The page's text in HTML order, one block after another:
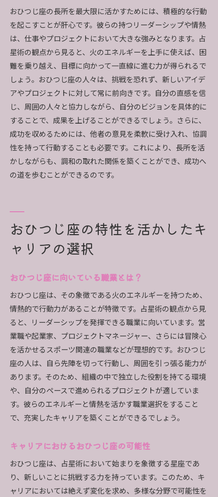
おひつじ座の長所を最大限に活かすためには、積極的な行動
を起こすことが肝心です。彼らの持つリーダーシップや情熱
は、仕事やプロジェクトにおいて大きな強みとなります。占
星術の観点から見ると、火のエネルギーを上手に使えば、困
難を乗り越え、目標に向かって一直線に進む力が得られるで
しょう。おひつじ座の人々は、挑戦を恐れず、新しいアイデ
アやプロジェクトに対して常に前向きです。自分の直感を信
じ、周囲の人々と協力しながら、自分のビジョンを具体的に
することで、成果を上げることができるでしょう。さらに、
成功を収めるためには、他者の意見を柔軟に受け入れ、協調
性を持って行動することも必要です。これにより、長所を活
かしながらも、調和の取れた関係を築くことができ、成功へ
の道を歩むことができるのです。
おひつじ座の特性を活かしたキ
ャリアの選択
おひつじ座に向いている職業とは？
おひつじ座は、その象徴である火のエネルギーを持つため、
情熱的で行動力があることが特徴です。占星術の観点から見
ると、リーダーシップを発揮できる職業に向いています。営
業職や起業家、プロジェクトマネージャー、さらには冒険心
を活かせるスポーツ関連の職業などが理想的です。おひつじ
座の人は、自ら先陣を切って行動し、周囲を引っ張る能力が
あります。そのため、組織の中で独立した役割を持てる環境
や、自分のペースで進められるプロジェクトが適していま
す。彼らのエネルギーと情熱を活かす職業選択をすること
で、充実したキャリアを築くことができるでしょう。
キャリアにおけるおひつじ座の可能性
おひつじ座は、占星術において始まりを象徴する星座であ
り、新しいことに挑戦する力を持っています。このため、キ
ャリアにおいては絶えず変化を求め、多様な分野で可能性を